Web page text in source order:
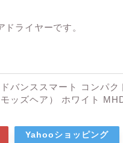
ドライヤーです。
バンススマート コンパク
ッズヘア） ホワイト
Yahooショッピング